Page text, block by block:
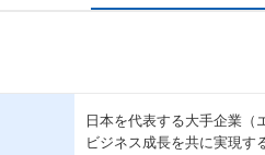
日本を代表する大手企業
ビジネス成長を共に実現す